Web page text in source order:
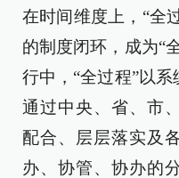
在时间维度上，“全
的制度闭环，成为“
行中，“全过程”以系
通过中央、省、市
配合、层层落实及
办、协管、协办的